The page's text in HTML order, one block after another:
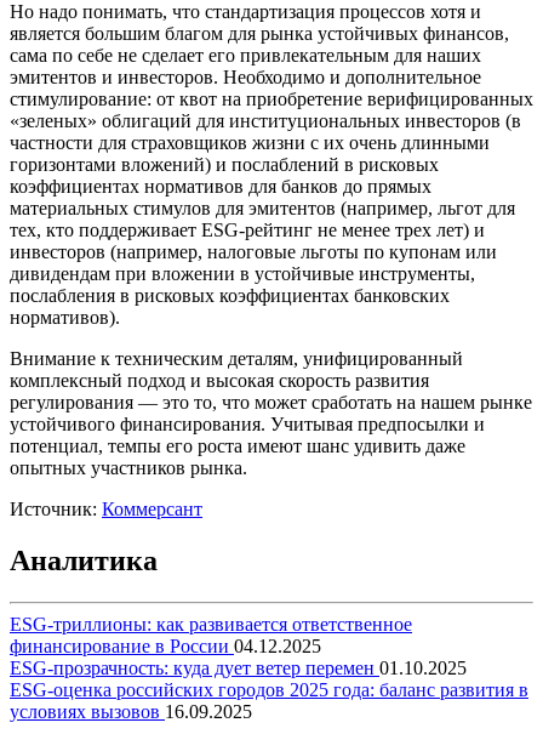
Но надо понимать, что стандартизация процессов хотя и
является большим благом для рынка устойчивых финансов,
сама по себе не сделает его привлекательным для наших
эмитентов и инвесторов. Необходимо и дополнительное
стимулирование: от квот на приобретение верифицированных
«зеленых» облигаций для институциональных инвесторов (в
частности для страховщиков жизни с их очень длинными
горизонтами вложений) и послаблений в рисковых
коэффициентах нормативов для банков до прямых
материальных стимулов для эмитентов (например, льгот для
тех, кто поддерживает ESG-рейтинг не менее трех лет) и
инвесторов (например, налоговые льготы по купонам или
дивидендам при вложении в устойчивые инструменты,
послабления в рисковых коэффициентах банковских
нормативов).
Внимание к техническим деталям, унифицированный
комплексный подход и высокая скорость развития
регулирования — это то, что может сработать на нашем рынке
устойчивого финансирования. Учитывая предпосылки и
потенциал, темпы его роста имеют шанс удивить даже
опытных участников рынка.
Источник: Коммерсант
Аналитика
ESG-триллионы: как развивается ответственное
финансирование в России 04.12.2025
ESG-прозрачность: куда дует ветер перемен 01.10.2025
ESG-оценка российских городов 2025 года: баланс развития в
условиях вызовов 16.09.2025